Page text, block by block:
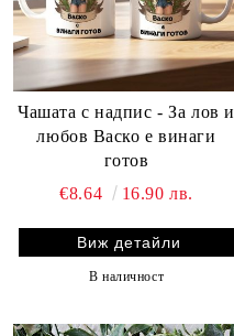
Чашата с надпис - За лов и
любов Васко е винаги
готов
€8.64
16.90 лв.
Виж детайли
В наличност